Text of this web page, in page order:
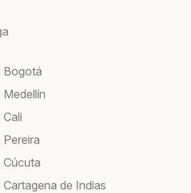
Bogotá
Cúcuta
de Indias